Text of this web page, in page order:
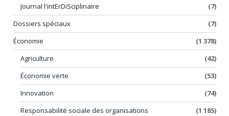
Journal l'intErDiSciplinaire
(7)
Dossiers spéciaux
(7)
Économie
(1 378)
Agriculture
(42)
Économie verte
(53)
Innovation
(74)
Responsabilité sociale des organisations
(1 185)